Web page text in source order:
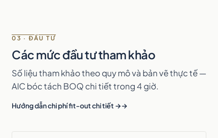
03 · ĐẦU TƯ
Các mức đầu tư tham khảo
Số liệu tham khảo theo quy mô và bản vẽ thực tế —
AIC bóc tách BOQ chi tiết trong 4 giờ.
Hướng dẫn chi phí fit-out chi tiết →